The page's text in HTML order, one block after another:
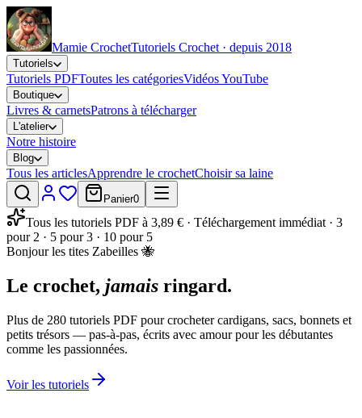
Mamie CrochetTutoriels Crochet · depuis 2018
Tutoriels
Tutoriels PDFToutes les catégoriesVidéos YouTube
Boutique
Livres & carnetsPatrons à télécharger
L'atelier
Notre histoire
Blog
Tous les articlesApprendre le crochetChoisir sa laine
Panier0
Tous les tutoriels PDF à 3,89 € · Téléchargement immédiat · 3
pour 2 · 5 pour 3 · 10 pour 5
Bonjour les tites Zabeilles 🐝
Le crochet, jamais ringard.
Plus de 280 tutoriels PDF pour crocheter cardigans, sacs, bonnets et
petits trésors — pas-à-pas, écrits avec amour pour les débutantes
comme les passionnées.
Voir les tutoriels